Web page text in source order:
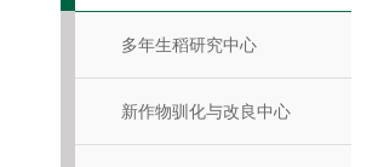
多年生稻研究中心
新作物驯化与改良中心